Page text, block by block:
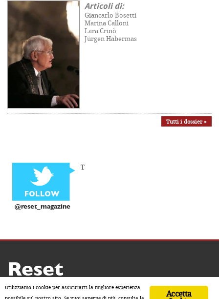
Articoli di:
Giancarlo Bosetti
Marina Calloni
Lara Crinò
Jürgen Habermas
Tutti i dossier »
@reset_magazine
T
Reset
Accetta
Utilizziamo i cookie per assicurarti la migliore esperienza